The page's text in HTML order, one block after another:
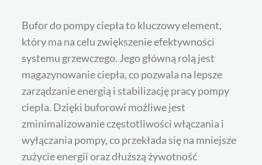
Bufor do pompy ciepła to kluczowy element,
który ma na celu zwiększenie efektywności
systemu grzewczego. Jego główną rolą jest
magazynowanie ciepła, co pozwala na lepsze
zarządzanie energią i stabilizację pracy pompy
ciepła. Dzięki buforowi możliwe jest
zminimalizowanie częstotliwości włączania i
wyłączania pompy, co przekłada się na mniejsze
zużycie energii oraz dłuższą żywotność